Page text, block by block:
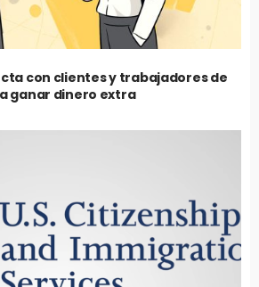
con clientes y trabajadores de
ganar dinero extra